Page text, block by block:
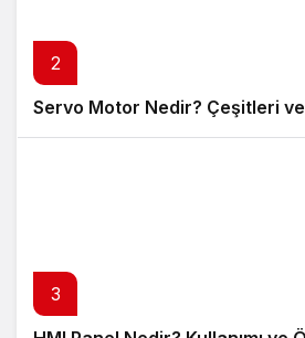
2
Servo Motor Nedir? Çeşitleri
3